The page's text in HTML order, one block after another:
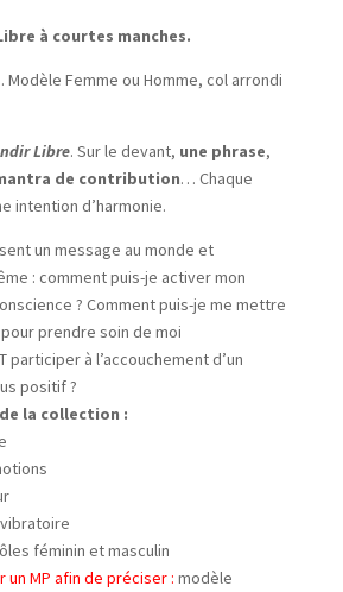
à courtes manches.
Modèle Femme ou Homme, col arrondi
Libre. Sur le devant, une phrase,
de contribution… Chaque
intention d’harmonie.
un message au monde et
: comment puis-je activer mon
? Comment puis-je me mettre
prendre soin de moi
participer à l’accouchement d’un
positif ?
la collection :
féminin et masculin
un MP afin de préciser : modèle